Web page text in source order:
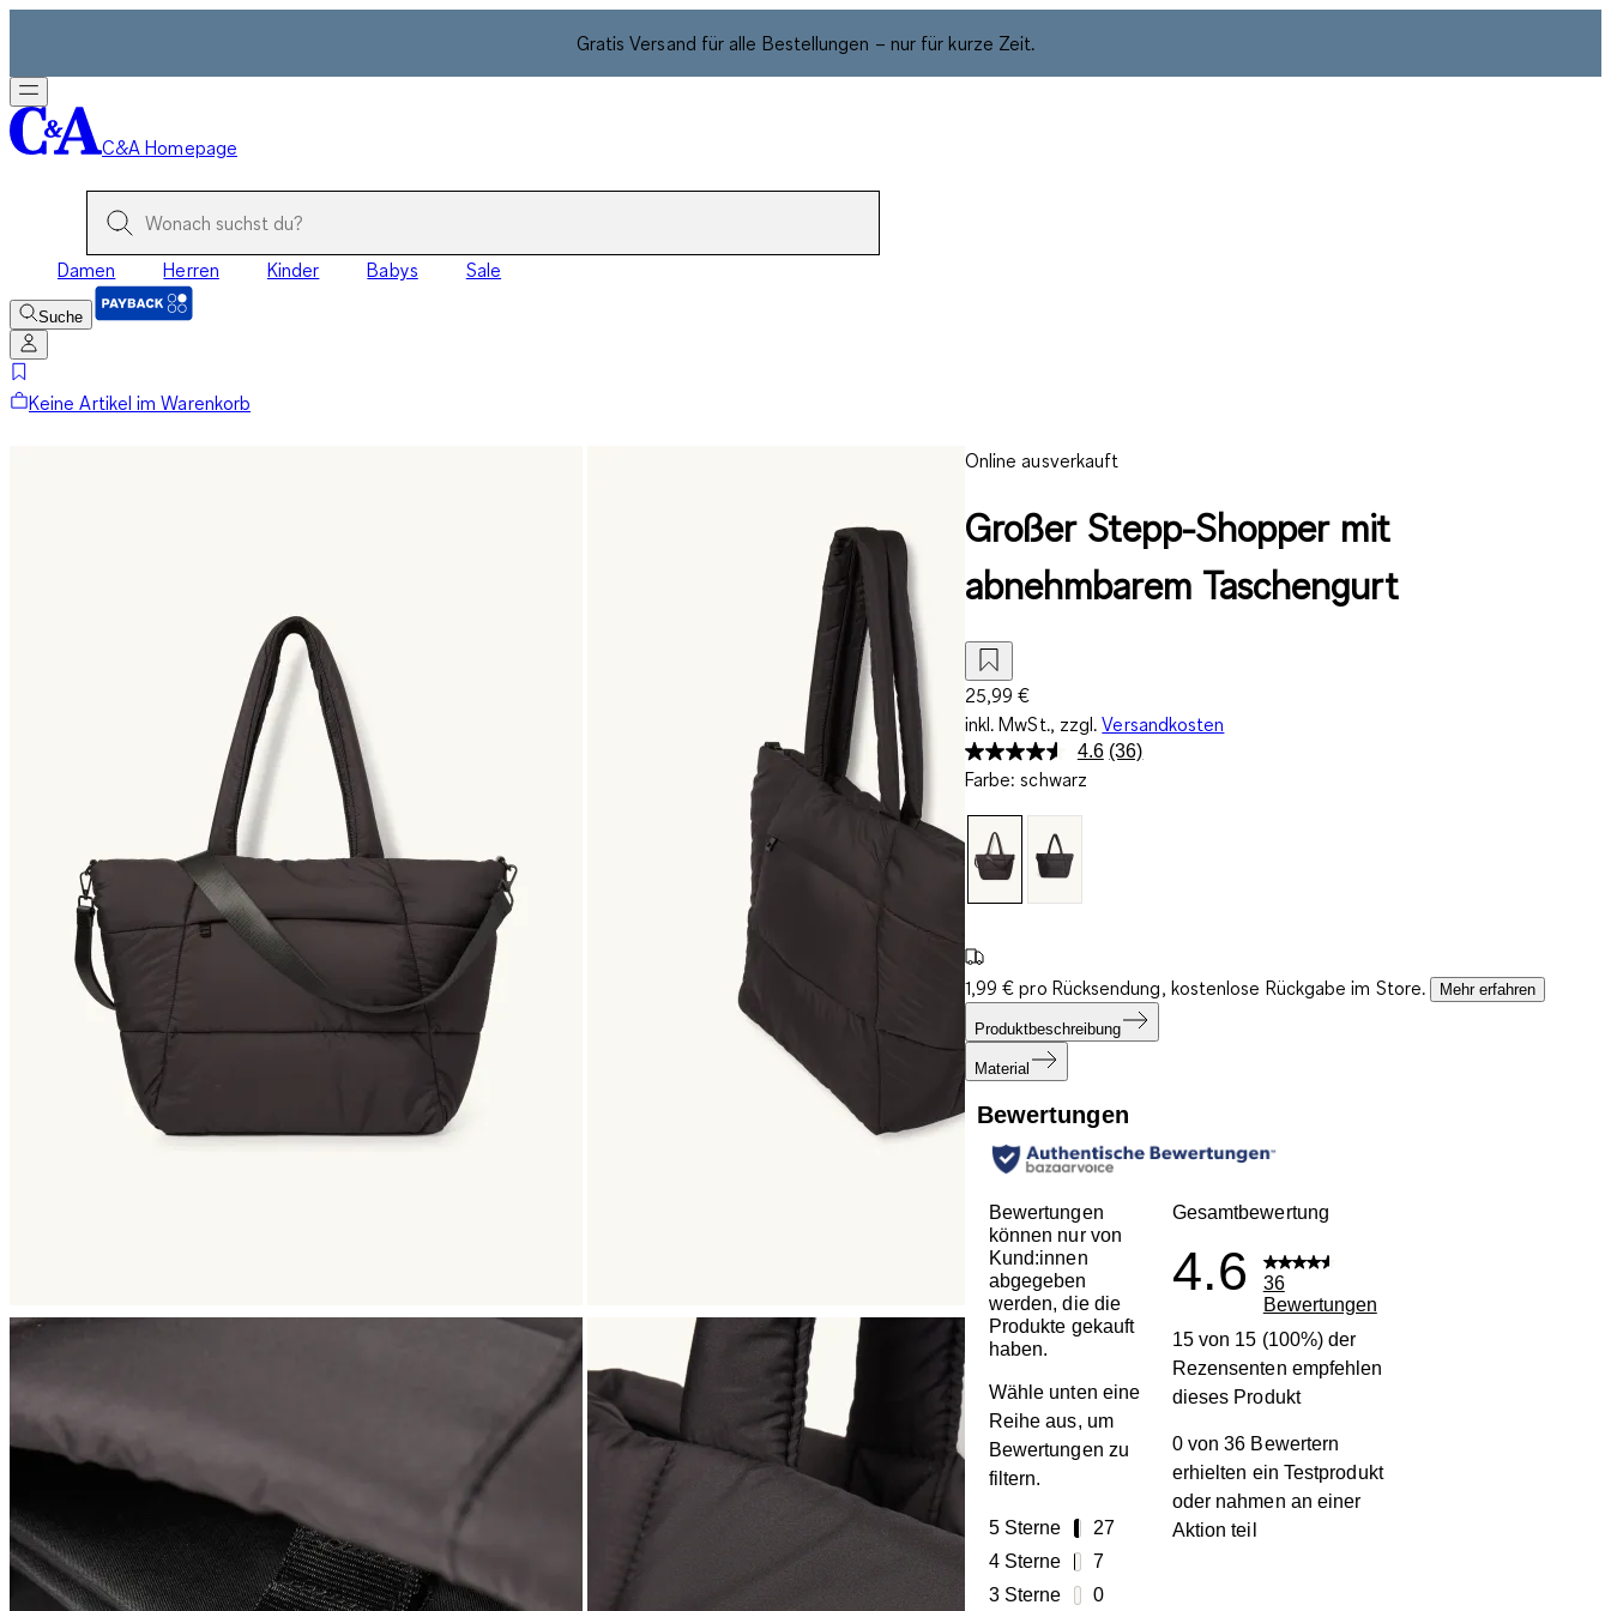
Gratis Versand für alle Bestellungen – nur für kurze Zeit.
C&A Homepage
Damen Herren Kinder Babys Sale
Suche
Keine Artikel im Warenkorb
Online ausverkauft
Großer Stepp-Shopper mit
abnehmbarem Taschengurt
25,99 €
inkl. MwSt., zzgl. Versandkosten
4.6 36
(36)
Farbe: schwarz
1,99 € pro Rücksendung, kostenlose Rückgabe im Store. Mehr erfahren
Produktbeschreibung
Material
Bewertungen
Bewertungen
können nur von
Kund:innen
abgegeben
werden, die die
Produkte gekauft
haben.
Wähle unten eine
Reihe aus, um
Bewertungen zu
filtern.
5 Sterne Sterne
27
27 Bewertungen mit 5 Sternen.
4 Sterne Sterne
7
7 Bewertungen mit 4 Sternen.
3 Sterne Sterne
0
Gesamtbewertung
4.6
36
Bewertungen
15 von 15 (100%) der
Rezensenten empfehlen
dieses Produkt
0 von 36 Bewertern
erhielten ein Testprodukt
oder nahmen an einer
Aktion teil